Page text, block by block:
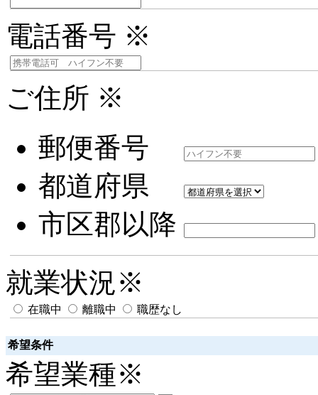
電話番号 ※
ご住所 ※
郵便番号
都道府県
市区郡以降
就業状況※
在職中 離職中 職歴なし
希望条件
希望業種※